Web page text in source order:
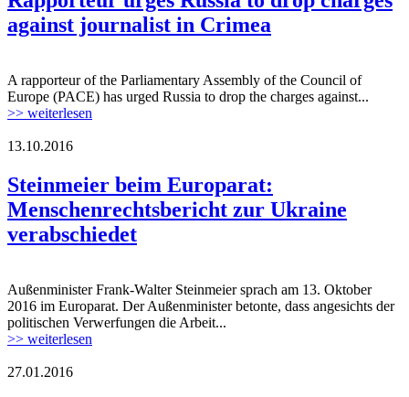
against journalist in Crimea
news-showimage.jpg
A rapporteur of the Parliamentary Assembly of the Council of
Europe (PACE) has urged Russia to drop the charges against...
>> weiterlesen
13.10.2016
Steinmeier beim Europarat:
Menschenrechtsbericht zur Ukraine
verabschiedet
Außenminister Frank-Walter Steinmeier sprach am 13. Oktober
2016 im Europarat. Der Außenminister betonte, dass angesichts der
politischen Verwerfungen die Arbeit...
>> weiterlesen
Europarat.jpg
27.01.2016